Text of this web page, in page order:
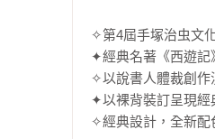
✧第4屆手塚治虫文
✦經典名著《西遊記
✧以說書人體裁創作
✦以裸背裝訂呈現經
✧經典設計，全新配